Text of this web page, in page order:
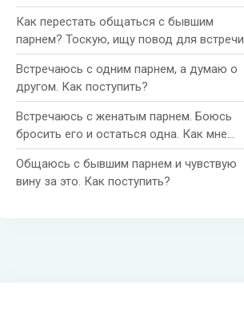
Как перестать общаться с бывшим
парнем? Тоскую, ищу повод для встречи
Встречаюсь с одним парнем, а думаю о
другом. Как поступить?
Встречаюсь с женатым парнем. Боюсь
бросить его и остаться одна. Как мне
поступить?
Общаюсь с бывшим парнем и чувствую
вину за это. Как поступить?